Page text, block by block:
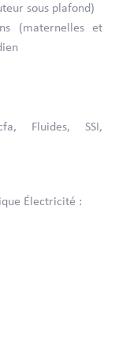
sous plafond)
(maternelles et
Fluides, SSI,
Électricité :